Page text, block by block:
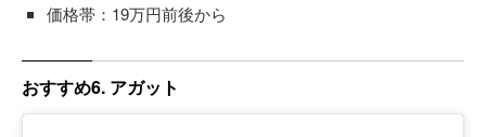
価格帯：19万円前後から
おすすめ6. アガット